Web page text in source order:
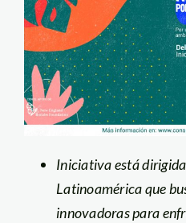
Iniciativa está
Latinoamérica que
innovadoras para